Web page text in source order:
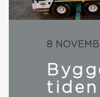
8
tiden